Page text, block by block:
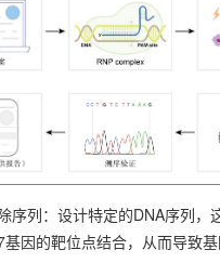
序列：设计特定的DNA序列，
因的靶位点结合，从而导致基